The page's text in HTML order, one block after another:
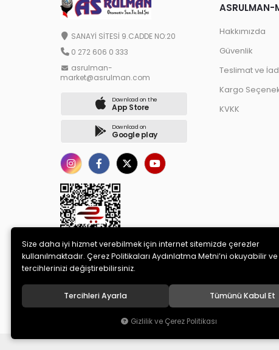
SANAYİ SİTESİ 9.CADDE NO:20
0 272 606 0 333
asrulman-
market@asrulman.com
Download on the
App Store
Download on
Google play
ASRULMAN-
Hakkımızda
Güvenlik
Teslimat ve
Kargo
KVKK
© 2020AS RULMAN OTOMOTİV SANAYİ TİCARET LİMİTED ŞİRKETİ
Size daha iyi hizmet verebilmek için internet sitemizde çerezler
kullanılmaktadır. Çerez Politikaları Aydınlatma Metni’ni okuyabilir
tercihlerinizi değiştirebilirsiniz.
Tercihleri Ayarla Tümünü Kabul Et
Gizlilik ve Çerez Politikası